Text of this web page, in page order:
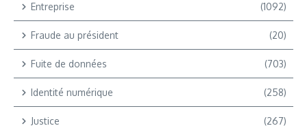
Entreprise (1092)
Fraude au président (20)
Fuite de données (703)
Identité numérique (258)
Justice (267)